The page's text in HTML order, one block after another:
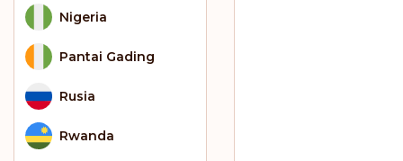
Nigeria
Pantai Gading
Rusia
Rwanda